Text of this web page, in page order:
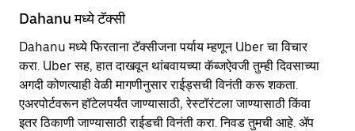
Dahanu मध्ये टॅक्सी
Dahanu मध्ये फिरताना टॅक्सीजना पर्याय म्हणून Uber चा विचार
करा. Uber सह, हात दाखवून थांबवायच्या कॅब्जऐवजी तुम्ही दिवसाच्या
अगदी कोणत्याही वेळी मागणीनुसार राईड्सची विनंती करू शकता.
एअरपोर्टवरून हॉटेलपर्यंत जाण्यासाठी, रेस्टॉरंटला जाण्यासाठी किंवा
इतर‍ ठिकाणी जाण्यासाठी राईडची विनंती करा. निवड तुमची आहे. ॲप